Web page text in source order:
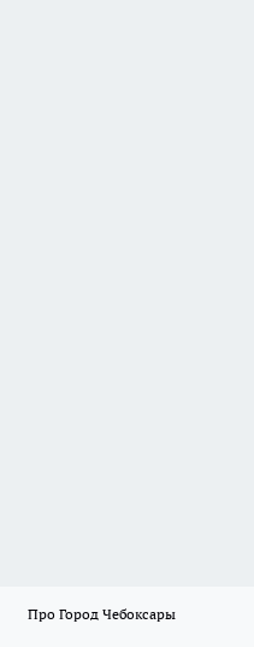
Про Город Чебоксары